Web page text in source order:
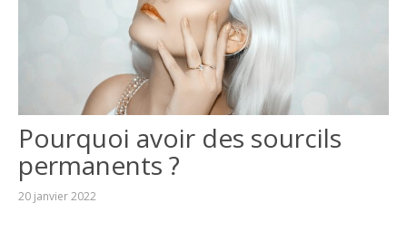
Pourquoi avoir des sourcils
permanents ?
20 janvier 2022